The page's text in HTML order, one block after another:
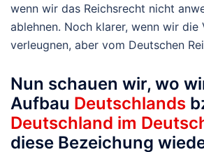
wenn wir das Reichsrecht nicht
ablehnen. Noch klarer, wenn wir die
verleugnen, aber vom Deutschen
Nun schauen wir, wo
Aufbau Deutschlands
Deutschland im
diese Bezeichung